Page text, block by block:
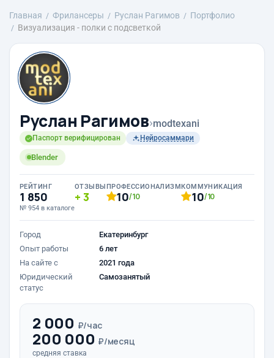
Главная Фрилансеры Руслан Рагимов
Портфолио
Визуализация - полки с подсветкой
Руслан Рагимов›modtexani
Паспорт верифицирован Нейросаммари
Blender
РЕЙТИНГ
1 850
№ 954 в каталоге
ОТЗЫВЫ
3
ПРОФЕССИОНАЛИЗМ
10/10
КОММУНИКАЦИЯ
10/10
Город
Екатеринбург
Опыт работы
6 лет
На сайте с
2021 года
Юридический
статус
Самозанятый
2 000 ₽/час
200 000 ₽/месяц
средняя ставка